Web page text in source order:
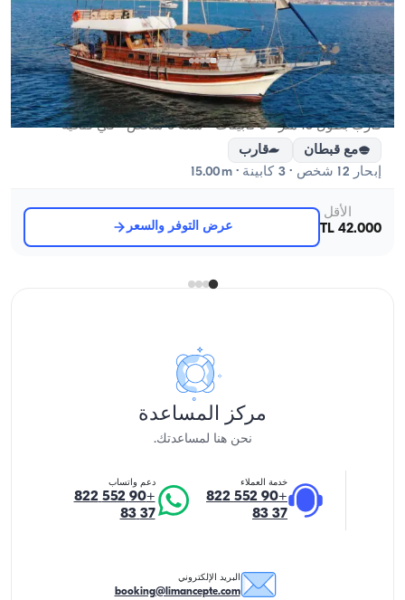
فتحية, Muğla قارب جديد
قارب بطول 15 متر - 3 كابينات - سعة 6 شخص - في فتحية
مع قبطان
قارب
إبحار 12 شخص · 3 كابينة · 15.00m
الأقل
42.000 TL
عرض التوفر والسعر
مركز المساعدة
نحن هنا لمساعدتك.
خدمة العملاء
+90 552 822
37 83
دعم واتساب
+90 552 822
37 83
البريد الإلكتروني
booking@limancepte.com